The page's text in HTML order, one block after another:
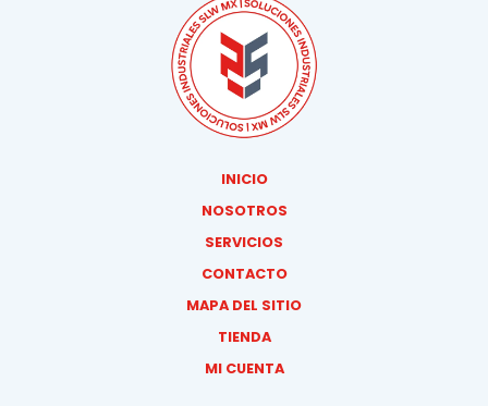
INICIO
NOSOTROS
SERVICIOS
CONTACTO
MAPA DEL SITIO
TIENDA
MI CUENTA